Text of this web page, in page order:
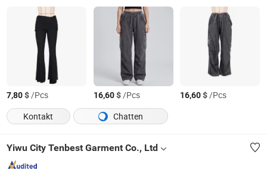
7,80$/Pcs 16,60$/Pcs 16,60$/Pcs
Kontakt
Chatten
Yiwu City Tenbest Garment Co., Ltd